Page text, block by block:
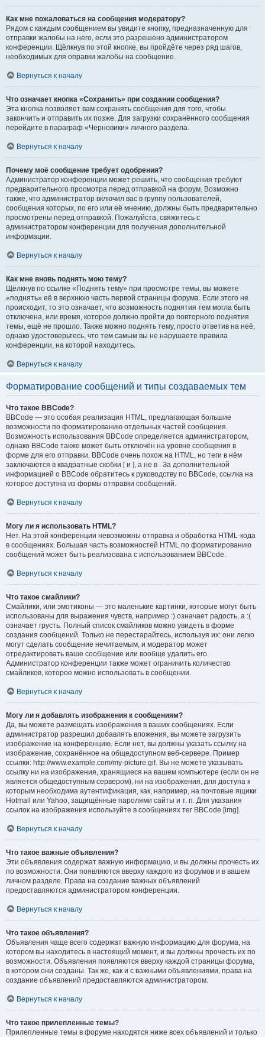
Как мне пожаловаться на сообщения модератору?
Рядом с каждым сообщением вы увидите кнопку, предназначенную для
отправки жалобы на него, если это разрешено администратором
конференции. Щёлкнув по этой кнопке, вы пройдёте через ряд шагов,
необходимых для оправки жалобы на сообщение.
Вернуться к началу
Что означает кнопка «Сохранить» при создании сообщения?
Эта кнопка позволяет вам сохранять сообщения для того, чтобы
закончить и отправить их позже. Для загрузки сохранённого сообщения
перейдите в параграф «Черновики» личного раздела.
Вернуться к началу
Почему моё сообщение требует одобрения?
Администратор конференции может решить, что сообщения требуют
предварительного просмотра перед отправкой на форум. Возможно
также, что администратор включил вас в группу пользователей,
сообщения которых, по его или её мнению, должны быть предварительно
просмотрены перед отправкой. Пожалуйста, свяжитесь с
администратором конференции для получения дополнительной
информации.
Вернуться к началу
Как мне вновь поднять мою тему?
Щёлкнув по ссылке «Поднять тему» при просмотре темы, вы можете
«поднять» её в верхнюю часть первой страницы форума. Если этого не
происходит, то это означает, что возможность поднятия тем могла быть
отключена, или время, которое должно пройти до повторного поднятия
темы, ещё не прошло. Также можно поднять тему, просто ответив на неё,
однако удостоверьтесь, что тем самым вы не нарушаете правила
конференции, на которой находитесь.
Вернуться к началу
Форматирование сообщений и типы создаваемых тем
Что такое BBCode?
BBCode — это особая реализация HTML, предлагающая большие
возможности по форматированию отдельных частей сообщения.
Возможность использования BBCode определяется администратором,
однако BBCode также может быть отключён на уровне сообщения в
форме для его отправки. BBCode очень похож на HTML, но теги в нём
заключаются в квадратные скобки [ и ], а не в . За дополнительной
информацией о BBCode обратитесь к руководству по BBCode, ссылка на
которое доступна из формы отправки сообщений.
Вернуться к началу
Могу ли я использовать HTML?
Нет. На этой конференции невозможны отправка и обработка HTML-кода
в сообщениях. Большая часть возможностей HTML по форматированию
сообщений может быть реализована с использованием BBCode.
Вернуться к началу
Что такое смайлики?
Смайлики, или эмотиконы — это маленькие картинки, которые могут быть
использованы для выражения чувств, например :) означает радость, а :(
означает грусть. Полный список смайликов можно увидеть в форме
создания сообщений. Только не перестарайтесь, используя их: они легко
могут сделать сообщение нечитаемым, и модератор может
отредактировать ваше сообщение или вообще удалить его.
Администратор конференции также может ограничить количество
смайликов, которое можно использовать в сообщении.
Вернуться к началу
Могу ли я добавлять изображения к сообщениям?
Да, вы можете размещать изображения в ваших сообщениях. Если
администратор разрешил добавлять вложения, вы можете загрузить
изображение на конференцию. Если нет, вы должны указать ссылку на
изображение, сохранённое на общедоступном веб-сервере. Пример
ссылки: http://www.example.com/my-picture.gif. Вы не можете указывать
ссылку ни на изображения, хранящиеся на вашем компьютере (если он не
является общедоступным сервером), ни на изображения, для доступа к
которым необходима аутентификация, как, например, на почтовые ящики
Hotmail или Yahoo, защищённые паролями сайты и т. п. Для указания
ссылок на изображения используйте в сообщениях тег BBCode [img].
Вернуться к началу
Что такое важные объявления?
Эти объявления содержат важную информацию, и вы должны прочесть их
по возможности. Они появляются вверху каждого из форумов и в вашем
личном разделе. Права на создание важных объявлений
предоставляются администратором конференции.
Вернуться к началу
Что такое объявления?
Объявления чаще всего содержат важную информацию для форума, на
котором вы находитесь в настоящий момент, и вы должны прочесть их по
возможности. Объявления появляются вверху каждой страницы форума,
в котором они созданы. Так же, как и с важными объявлениями, права на
создание объявлений предоставляются администратором.
Вернуться к началу
Что такое прилепленные темы?
Прилепленные темы в форуме находятся ниже всех объявлений и только